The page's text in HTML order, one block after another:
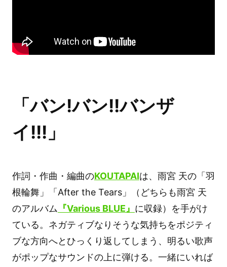
「バン!バン!!バンザ
イ!!!」
作詞・作曲・編曲のKOUTAPAIは、雨宮 天の「羽
根輪舞」「After the Tears」（どちらも雨宮 天
のアルバム 『Various BLUE』 に収録）を手がけ
ている。ネガティブなりそうな気持ちをポジティ
ブな方向へとひっくり返してしまう、明るい歌声
がポップなサウンドの上に弾ける。一緒にいれば